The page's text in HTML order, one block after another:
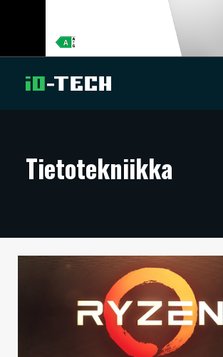
ARTIKKELIT
TECHBBS
Tietotekniikka